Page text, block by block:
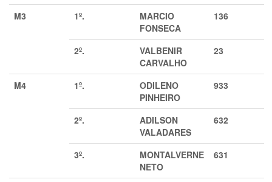
M3 1º.
MARCIO
FONSECA
136
2º.
VALBENIR
CARVALHO
23
M4 1º.
ODILENO
PINHEIRO
933
2º.
ADILSON
VALADARES
632
3º.
MONTALVERNE
NETO
631